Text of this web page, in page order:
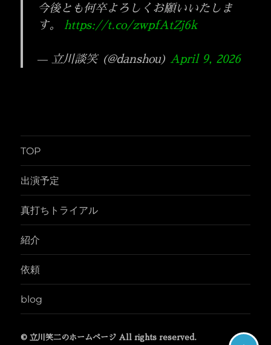
今後とも何卒よろしくお願いいたしま
す。 https://t.co/zwpfAtZj6k
— 立川談笑 (@danshou) April 9, 2026
TOP
出演予定
真打ちトライアル
紹介
依頼
blog
© 立川笑二のホームページ All rights reserved.